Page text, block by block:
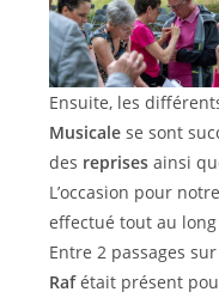
Ensuite, les
Musicale se sont
des reprises ainsi
L’occasion pour
effectué tout au long
Entre 2 passages
Rafétait présent